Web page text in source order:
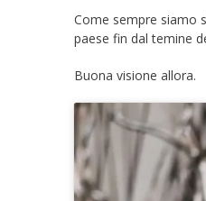
Come sempre siamo
paese fin dal temine
Buona visione allora.